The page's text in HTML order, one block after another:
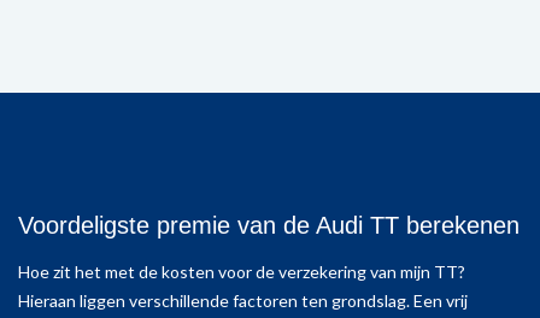
Voordeligste premie van de Audi TT berekenen
Hoe zit het met de kosten voor de verzekering van mijn TT?
Hieraan liggen verschillende factoren ten grondslag. Een vrij